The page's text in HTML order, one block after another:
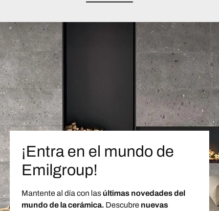
¡Entra en el mundo de
Emilgroup!
Mantente al día con las últimas novedades del
mundo de la cerámica. Descubre nuevas